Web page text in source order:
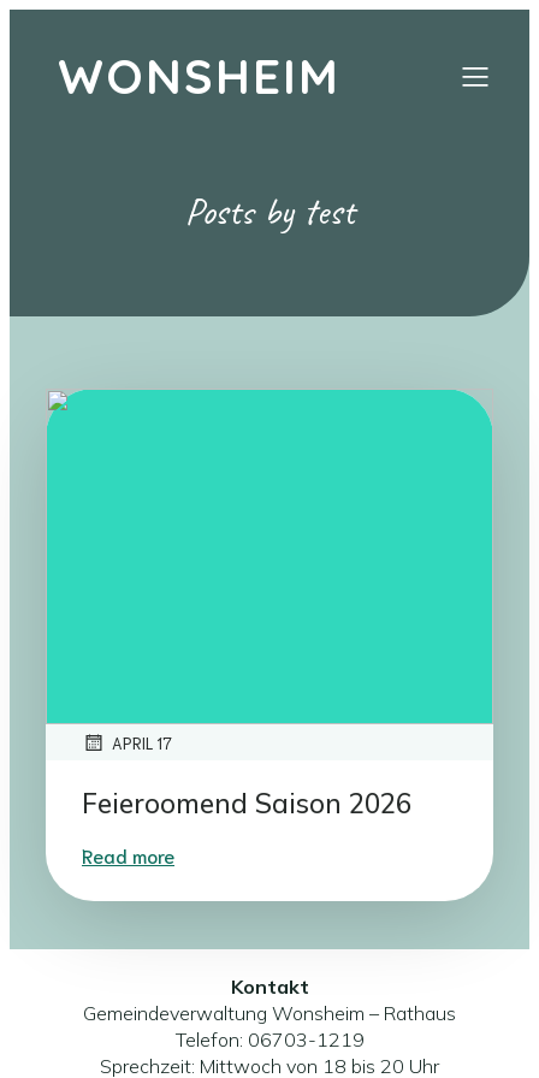
WONSHEIM
Posts by test
APRIL 17
Feieroomend Saison 2026
Read more
Kontakt
Gemeindeverwaltung Wonsheim – Rathaus
Telefon: 06703-1219
Sprechzeit: Mittwoch von 18 bis 20 Uhr